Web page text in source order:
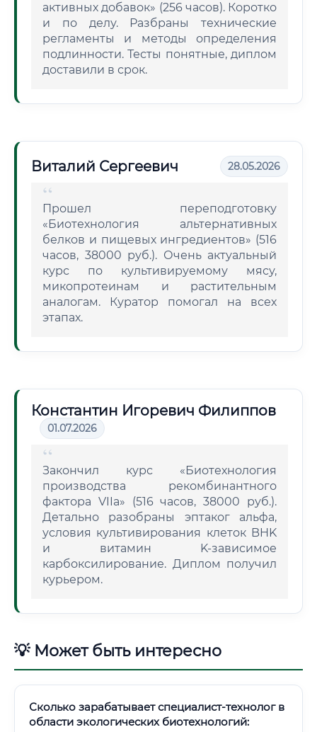
активных добавок» (256 часов). Коротко
и по делу. Разбраны технические
регламенты и методы определения
подлинности. Тесты понятные, диплом
доставили в срок.
Виталий Сергеевич 28.05.2026
Прошел переподготовку
«Биотехнология альтернативных
белков и пищевых ингредиентов» (516
часов, 38000 руб.). Очень актуальный
курс по культивируемому мясу,
микопротеинам и растительным
аналогам. Куратор помогал на всех
этапах.
Константин Игоревич Филиппов
01.07.2026
Закончил курс «Биотехнология
производства рекомбинантного
фактора VIIa» (516 часов, 38000 руб.).
Детально разобраны эптаког альфа,
условия культивирования клеток BHK
и витамин K-зависимое
карбоксилирование. Диплом получил
курьером.
💡 Может быть интересно
Сколько зарабатывает специалист-технолог в
области экологических биотехнологий: